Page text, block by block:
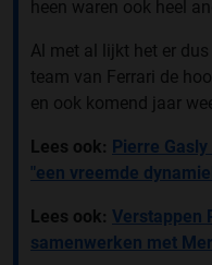
heen waren ook heel
Al met al lijkt het er
team van Ferrari de
en ook komend jaar
Lees ook: Pierre
"een vreemde
Lees ook: Verstappen
samenwerken met